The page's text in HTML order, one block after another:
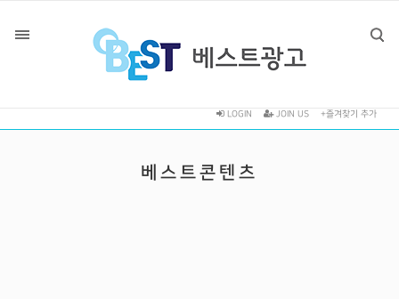
LOGIN JOIN US +즐겨찾기 추가
베스트콘텐츠